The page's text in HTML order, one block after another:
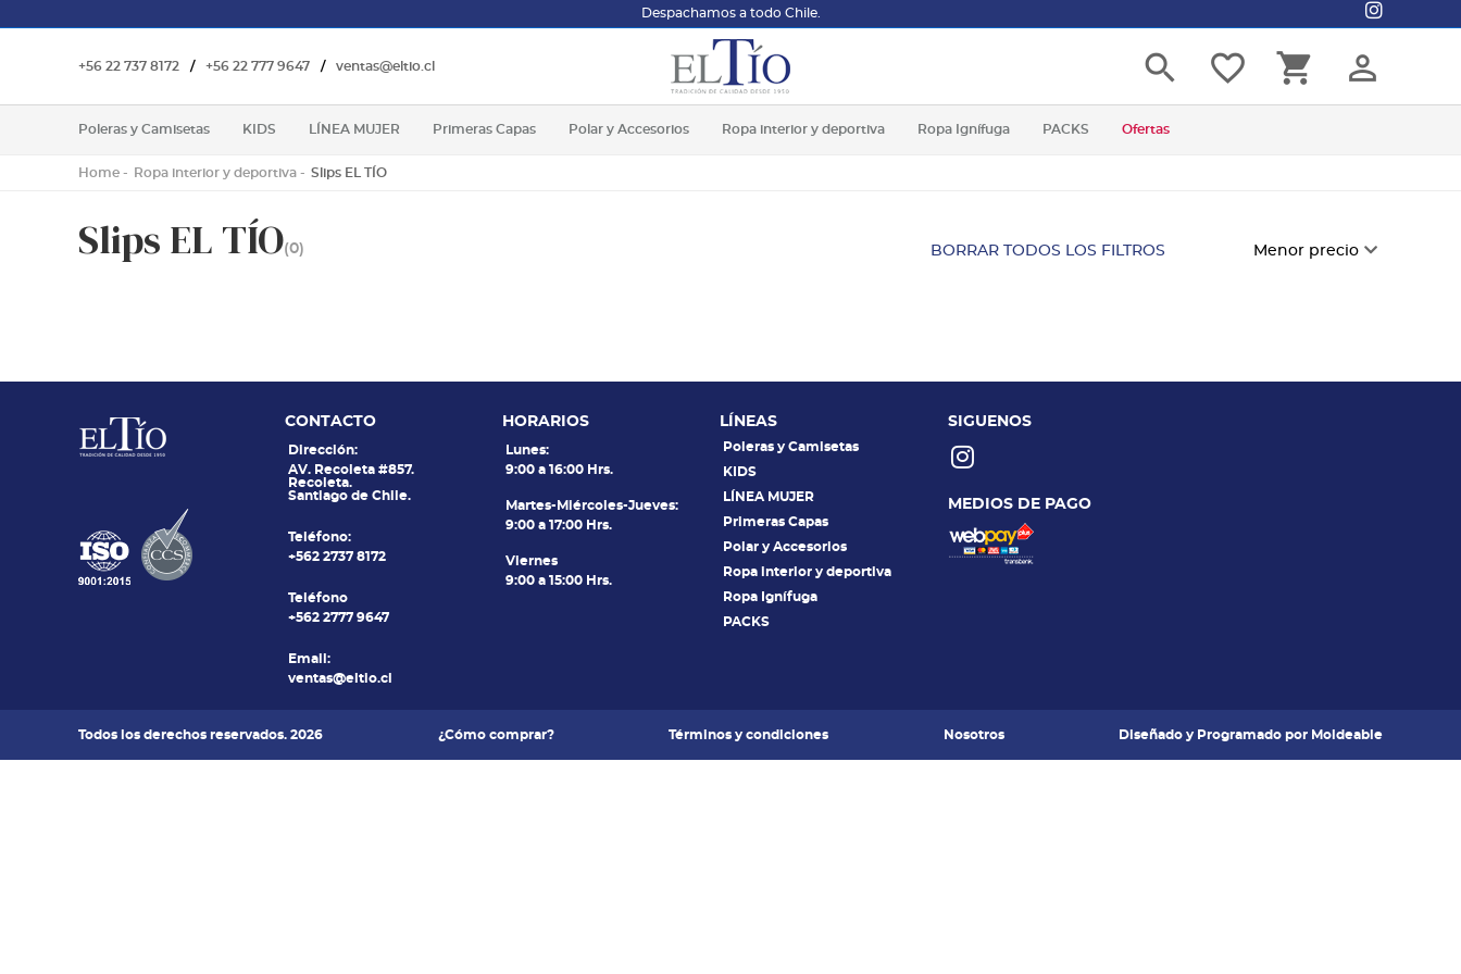
Despachamos a todo Chile.
+56 22 737 8172 / +56 22 777 9647 / ventas@eltio.cl person_outline
shopping_cart
favorite_border
search
Poleras y Camisetas KIDS LÍNEA MUJER Primeras Capas Polar y Accesorios Ropa interior y deportiva Ropa Ignífuga PACKS Ofertas
Home Ropa interior y deportiva Slips EL TÍO
Slips EL TÍO(0) Menor precio
BORRAR TODOS LOS FILTROS
CONTACTO
Dirección:
AV. Recoleta #857.
Recoleta.
Santiago de Chile.
Teléfono:
+562 2737 8172
Teléfono
+562 2777 9647
Email:
ventas@eltio.cl
HORARIOS
Lunes:
9:00 a 16:00 Hrs.
Martes-Miércoles-Jueves:
9:00 a 17:00 Hrs.
Viernes
9:00 a 15:00 Hrs.
LÍNEAS
Poleras y Camisetas
KIDS
LÍNEA MUJER
Primeras Capas
Polar y Accesorios
Ropa interior y deportiva
Ropa Ignífuga
PACKS
SIGUENOS
MEDIOS DE PAGO
Todos los derechos reservados. 2026 ¿Cómo comprar? Términos y condiciones Nosotros Diseñado y Programado por Moldeable